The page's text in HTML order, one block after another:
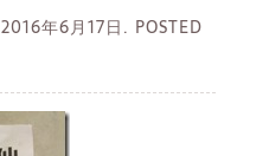
2016年6月17日. POSTED